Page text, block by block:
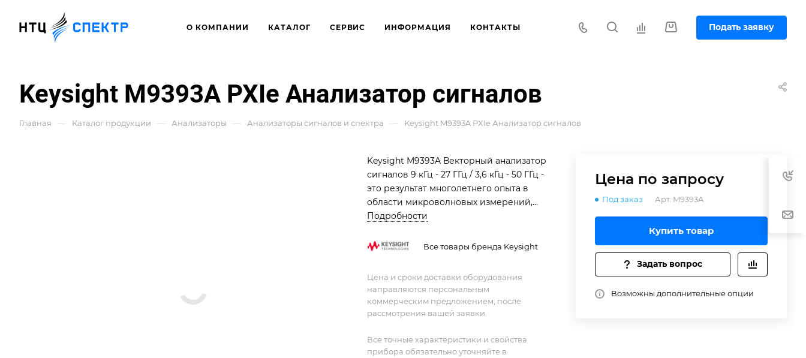
О КОМПАНИИ КАТАЛОГ СЕРВИС ИНФОРМАЦИЯ КОНТАКТЫ Подать заявку
Keysight M9393A PXIe Анализатор сигналов
Главная — Каталог продукции — Анализаторы — Анализаторы сигналов и спектра — Keysight M9393A PXIe Анализатор сигналов
Цена по запросу
Под заказ Арт. M9393A
Купить товар
Задать вопрос
Возможны дополнительные опции
Keysight M9393A Векторный анализатор
сигналов 9 кГц - 27 ГГц / 3,6 кГц - 50 ГГц -
это результат многолетнего опыта в
области микроволновых измерений,
теперь в удобной модульной форме.
конкретные задачи и потребности
точность и надежность в измерениях и
тестировании. Расширение частоты до
50 ГГц (минимальная частота 3,6 ГГц) с
опцией FRX.
Подробности
Все товары бренда Keysight
Цена и сроки доставки оборудования
направляются персональным
коммерческим предложением, после
рассмотрения вашей заявки.
Все точные характеристики и свойства
прибора обязательно уточняйте в